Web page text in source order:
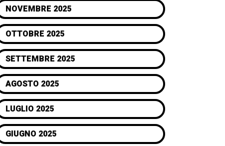
NOVEMBRE 2025
OTTOBRE 2025
SETTEMBRE 2025
AGOSTO 2025
LUGLIO 2025
GIUGNO 2025